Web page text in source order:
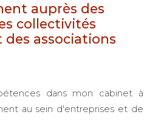
auprès des
collectivités
associations
dans mon cabinet à
au sein d'entreprises et de